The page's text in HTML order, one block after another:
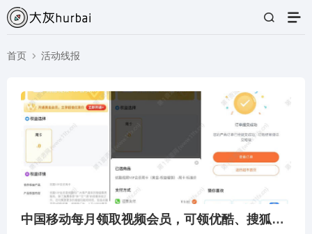
首页 活动线报
中国移动每月领取视频会员，可领优酷、搜狐等视频会员